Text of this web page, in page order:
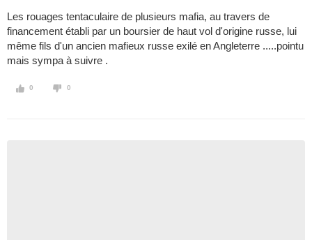
Les rouages tentaculaire de plusieurs mafia, au travers de
financement établi par un boursier de haut vol d'origine russe, lui
même fils d'un ancien mafieux russe exilé en Angleterre .....pointu
mais sympa à suivre .
0 0